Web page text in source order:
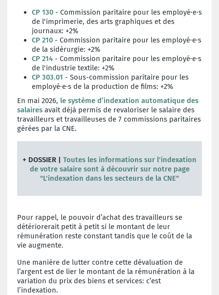
CP 130 - Commission paritaire pour les employé·e·s
de l'imprimerie, des arts graphiques et des
journaux: +2%
CP 210 - Commission paritaire pour les employé·e·s
de la sidérurgie: +2%
CP 214 - Commission paritaire pour les employé·e·s
de l'industrie textile: +2%
CP 303.01 - Sous-commission paritaire pour les
employé·e·s de la production de films: +2%
En mai 2026, le système d’indexation automatique des
salaires avait déjà permis de revaloriser le salaire des
travailleurs et travailleuses de 7 commissions paritaires
gérées par la CNE.
+ DOSSIER | Toutes les informations sur l'indexation
de votre salaire sont à découvrir sur notre page
"L'indexation dans les secteurs de la CNE"
Pour rappel, le pouvoir d’achat des travailleurs se
détériorerait petit à petit si le montant de leur
rémunération reste constant tandis que le coût de la
vie augmente.
Une manière de lutter contre cette dévaluation de
l’argent est de lier le montant de la rémunération à la
variation du prix des biens et services: c’est
l’indexation.